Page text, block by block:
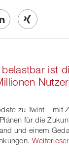
Share
Xing
ist
zu Twint – mit
für die
und einem